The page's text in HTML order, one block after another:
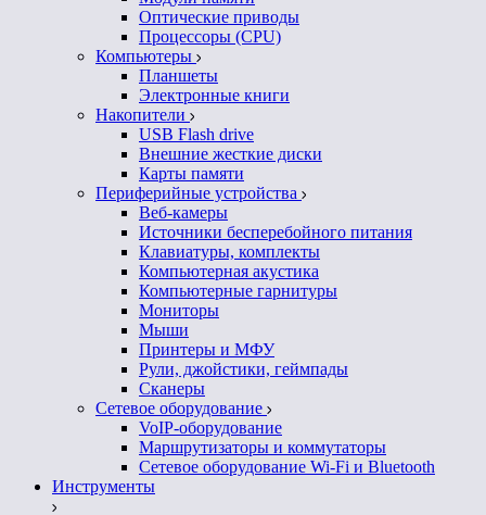
Оптические приводы
Процессоры (CPU)
Компьютеры
Планшеты
Электронные книги
Накопители
USB Flash drive
Внешние жесткие диски
Карты памяти
Периферийные устройства
Веб-камеры
Источники бесперебойного питания
Клавиатуры, комплекты
Компьютерная акустика
Компьютерные гарнитуры
Мониторы
Мыши
Принтеры и МФУ
Рули, джойстики, геймпады
Сканеры
Сетевое оборудование
VoIP-оборудование
Маршрутизаторы и коммутаторы
Сетевое оборудование Wi-Fi и Bluetooth
Инструменты